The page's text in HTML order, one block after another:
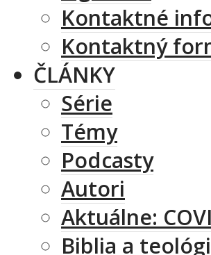
Kontaktné
Kontaktný
ČLÁNKY
Série
Témy
Podcasty
Autori
Aktuálne:
Biblia a